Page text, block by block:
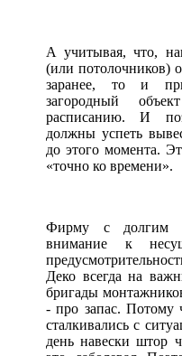
А учитывая, что,
(или потолочников)
заранее, то и
загородный
расписанию. И
должны успеть
до этого момента.
«точно ко времени».
Фирму с долгим
внимание к
Деко всегда на
бригады
- про запас.
сталкивались с
день навески штор